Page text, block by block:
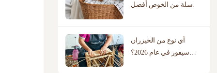
أي سلة من الخوص أفضل
أي نوع من الخيزران
سيفوز في عام 2026؟